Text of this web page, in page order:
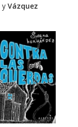
y Vázquez